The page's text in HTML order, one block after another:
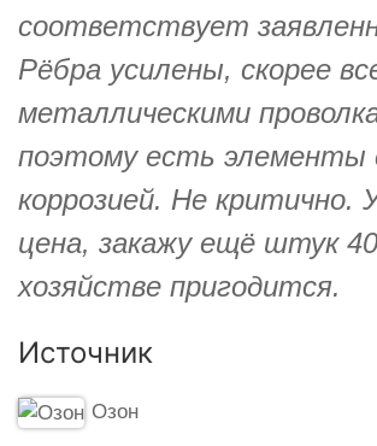
соответствует
Рёбра усилены, скорее
металлическими
поэтому есть элементы
коррозией. Не критично.
цена, закажу ещё штук
хозяйстве пригодится.
Источник
Озон